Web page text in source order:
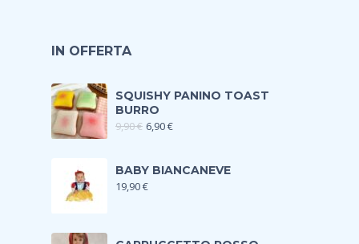
IN OFFERTA
SQUISHY PANINO TOAST
BURRO
9,90€ 6,90€
BABY BIANCANEVE
19,90€